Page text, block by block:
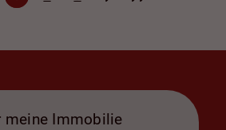
meine Immobilie